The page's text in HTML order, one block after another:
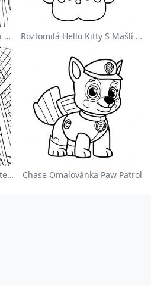
Barevná Květinová Zahrada Na Omalovánce Roztomilá Hello Kitty S Mašlí Omalovánka
Spider Man Houpačka Městem Omalovánka Chase Omalovánka Paw Patrol